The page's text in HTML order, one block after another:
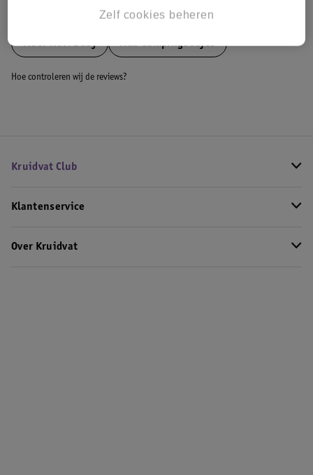
MeerNovi Baby Alle Campingbedjes
Hoe controleren wij de reviews?
Kruidvat Club
Klantenservice
Over Kruidvat
Zelf cookies beheren